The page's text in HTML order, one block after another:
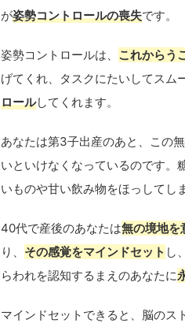
が姿勢コントロールの喪失です。
姿勢コントロールは、 これからう
げてくれ、タスクにたいしてスム
ロールしてくれます。
あなたは第3子出産のあと、この
いといけなくなっているのです。
いものや甘い飲み物をほっしてし
40代で産後のあなたは無の境地を
り、 その感覚をマインドセット し
らわれを認知するまえのあなたに
マインドセットできると、脳のス